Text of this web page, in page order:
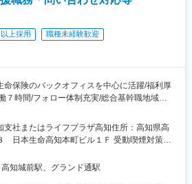
上採用
職種未経験歓迎
命保険のバックオフィスを中心に活躍/福利厚
７時間/フォロー体制充実/総合基幹職地域ビ
下の領域における、企画立案・折衝調整・営
び事務の指導・統括業務にわたる業務全般中
ただく職種です
例＞※職務は希望と適性を考慮して決定します
の活動がスムーズに進むよう、事務手続き
支社またはライフプラザ高知住所：高知県高
日本生命高知本町ビル１Ｆ 受動喫煙対策：
範囲：会社の定める事業所
知城前駅、グランド通駅